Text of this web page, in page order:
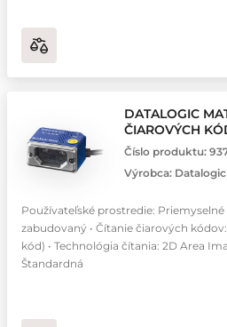
DATALOGIC
ČIAROVÝCH
Číslo produktu:
Výrobca: Datalogic
Používateľské prostredie: Priemyselné
zabudovaný • Čítanie čiarových
kód) • Technológia čítania: 2D Area
Štandardná